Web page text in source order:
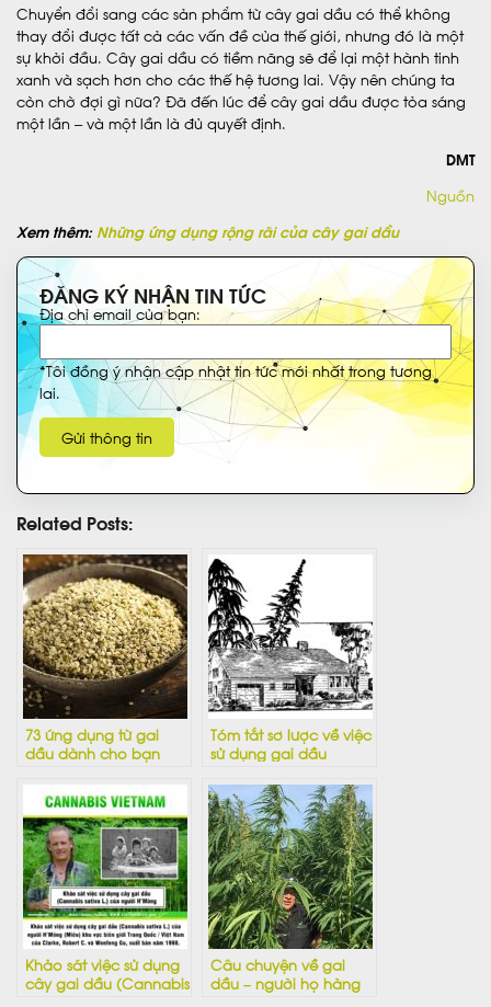
Chuyển đổi sang các sản phẩm từ cây gai dầu có thể không
thay đổi được tất cả các vấn đề của thế giới, nhưng đó là một
sự khởi đầu. Cây gai dầu có tiềm năng sẽ để lại một hành tinh
xanh và sạch hơn cho các thế hệ tương lai. Vậy nên chúng ta
còn chờ đợi gì nữa? Đã đến lúc để cây gai dầu được tỏa sáng
một lần – và một lần là đủ quyết định.
DMT
Nguồn
Xem thêm: Những ứng dụng rộng rãi của cây gai dầu
ĐĂNG KÝ NHẬN TIN TỨC
Địa chỉ email của bạn:
*Tôi đồng ý nhận cập nhật tin tức mới nhất trong tương
lai.
Related Posts:
73 ứng dụng từ gai
dầu dành cho bạn
Tóm tắt sơ lược về việc
sử dụng gai dầu
Khảo sát việc sử dụng
cây gai dầu (Cannabis
Câu chuyện về gai
dầu – người họ hàng